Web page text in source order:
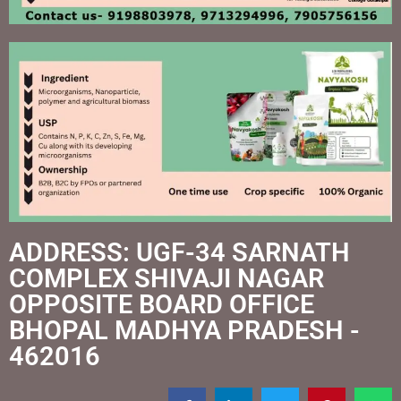
ADDRESS: UGF-34 SARNATH
COMPLEX SHIVAJI NAGAR
OPPOSITE BOARD OFFICE
BHOPAL MADHYA PRADESH -
462016